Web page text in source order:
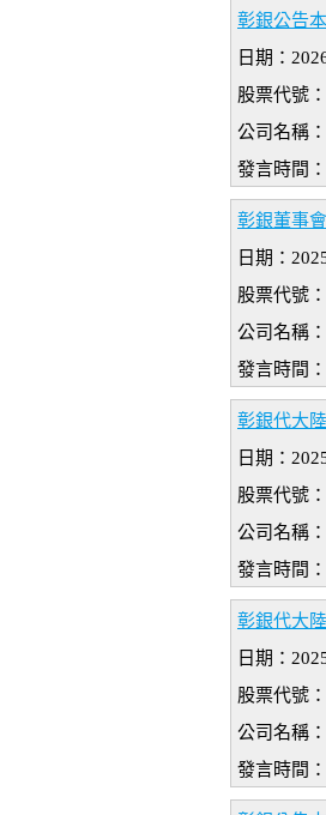
彰銀公告
日期：
股票代號
公司名稱：
發言時間
彰銀董事
日期：
股票代號
公司名稱：
發言時間
彰銀代大
日期：
股票代號
公司名稱：
發言時間
彰銀代大
日期：
股票代號
公司名稱：
發言時間